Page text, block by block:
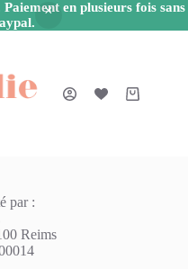
en plusieurs fois sans
Panier
par :
Reims